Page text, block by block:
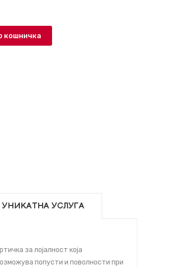
кошничка
УНИКАТНА УСЛУГА
за лојалност која
попусти и поволности при